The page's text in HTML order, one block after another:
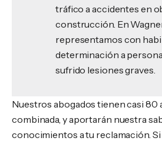
tráfico a accidentes en
construcción. En
representamos con
determinación a
sufrido lesiones graves.
Nuestros abogados tienen casi 80
combinada, y aportarán nuestra
conocimientos a tu reclamación.